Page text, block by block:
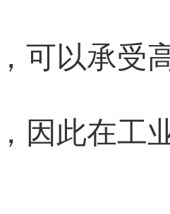
可以承受
因此在工